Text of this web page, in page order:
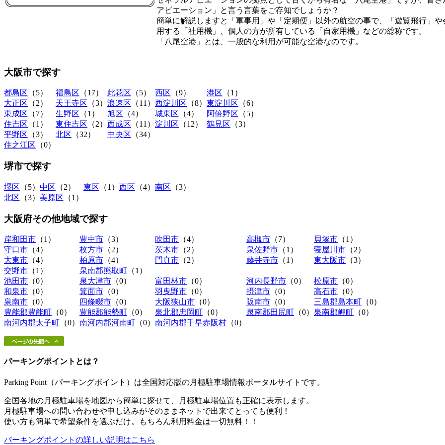
アビエーション」と言う言葉をご存知でしょうか？
簡単に解説しますと「軍事用」や「定期便」以外の航空の事で、「遊覧飛行」や
用する「社用機」、個人の方が所有している「自家用機」などの総称です。
「八尾空港」とは、一般的な利用が可能な空港なのです。
大阪市で探す
都島区 （5） 福島区 （17） 此花区 （5） 西区 （9） 港区 （1）
大正区 （2） 天王寺区 （3） 浪速区 （11） 西淀川区 （8） 東淀川区 （6）
東成区 （7） 生野区 （1） 旭区 （4） 城東区 （4） 阿倍野区 （5）
住吉区 （1） 東住吉区 （2） 西成区 （11） 淀川区 （12） 鶴見区 （3）
平野区 （3） 北区 （32） 中央区 （34）
住之江区 （0）
堺市で探す
堺区 （5） 中区 （2） 東区 （1） 西区 （4） 南区 （3）
北区 （3） 美原区 （1）
大阪府その他地域で探す
岸和田市 （1） 豊中市 （3） 吹田市 （4） 高槻市 （7） 貝塚市 （1）
守口市 （4） 枚方市 （2） 茨木市 （2） 泉佐野市 （1） 寝屋川市 （2）
大東市 （4） 柏原市 （4） 門真市 （2） 藤井寺市 （1） 東大阪市 （3）
交野市 （1） 泉南郡熊取町 （1）
池田市 （0） 泉大津市 （0） 富田林市 （0） 河内長野市 （0） 松原市 （0）
和泉市 （0） 箕面市 （0） 羽曳野市 （0） 摂津市 （0） 高石市 （0）
泉南市 （0） 四條畷市 （0） 大阪狭山市 （0） 阪南市 （0） 三島郡島本町 （0）
豊能郡豊能町 （0） 豊能郡能勢町 （0） 泉北郡忠岡町 （0） 泉南郡田尻町 （0） 泉南郡岬町 （0）
南河内郡太子町 （0） 南河内郡河南町 （0） 南河内郡千早赤阪村 （0）
パーキングポイントとは？
Parking Point（パーキングポイント）は全国対応版の月極駐車場情報ポータルサイトです。
全国各地の月極駐車場を地図から簡単に探せて、月極駐車場位置も正確に表示します。
月極駐車場への問い合わせや申し込みがそのままネットで出来てとっても便利！
使い方も簡単で希望条件を選ぶだけ。もちろん利用料金は一切無料！！
パーキングポイントの詳しい説明はこちら